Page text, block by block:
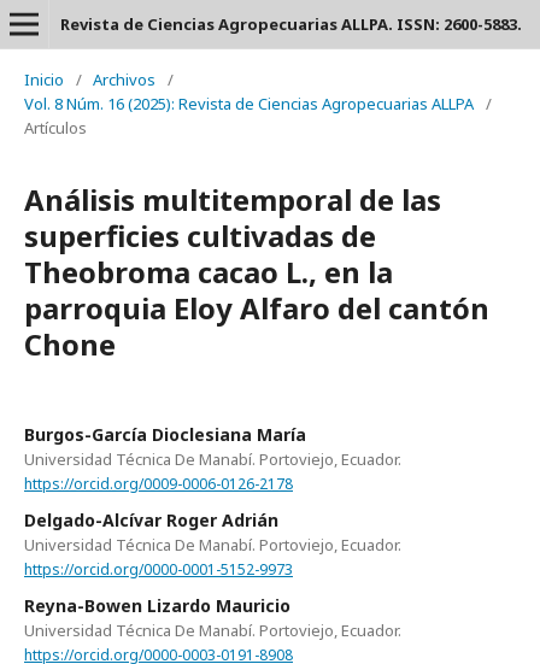
Revista de Ciencias Agropecuarias ALLPA. ISSN: 2600-5883.
Inicio / Archivos
/
Vol. 8 Núm. 16 (2025): Revista de Ciencias Agropecuarias ALLPA /
Artículos
Análisis multitemporal de las
superficies cultivadas de
Theobroma cacao L., en la
parroquia Eloy Alfaro del cantón
Chone
Burgos-García Dioclesiana María
Universidad Técnica De Manabí. Portoviejo, Ecuador.
https://orcid.org/0009-0006-0126-2178
Delgado-Alcívar Roger Adrián
Universidad Técnica De Manabí. Portoviejo, Ecuador.
https://orcid.org/0000-0001-5152-9973
Reyna-Bowen Lizardo Mauricio
Universidad Técnica De Manabí. Portoviejo, Ecuador.
https://orcid.org/0000-0003-0191-8908